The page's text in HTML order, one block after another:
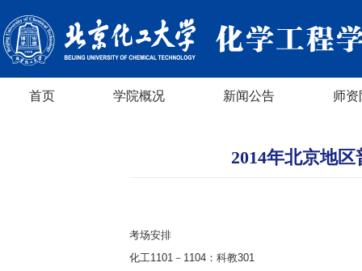
首页 学院概况 新闻公告 师资
2014年北京地
考场安排
化工1101 － 1104： 科教301